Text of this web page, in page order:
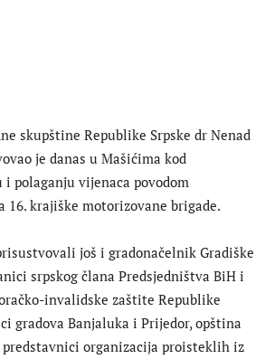
skupštine Republike Srpske dr Nenad
je danas u Mašićima kod
i polaganju vijenaca povodom
16. krajiške motorizovane brigade.
još i gradonačelnik Gradiške
srpskog člana Predsjedništva BiH i
invalidske zaštite Republike
gradova Banjaluka i Prijedor, opština
predstavnici organizacija proisteklih iz